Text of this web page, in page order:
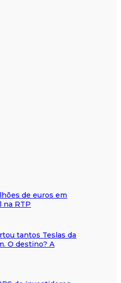
de euros em
na RTP
tantos Teslas da
O destino? A